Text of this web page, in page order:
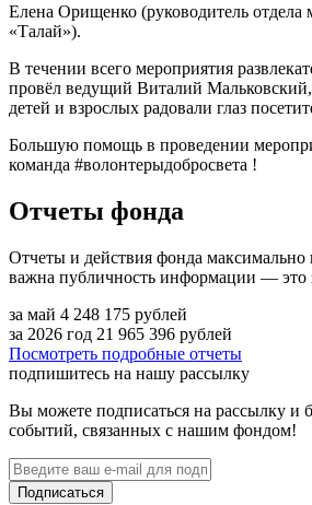
Елена Орищенко (руководитель
«Талай»).
В течении всего мероприятия
провёл ведущий Виталий Мальковский,
детей и взрослых радовали глаз
Большую помощь в проведении
команда #волонтерыдобросвета !
Отчеты фонда
Отчеты и действия фонда максимально
важна публичность информации — это
за май 4 248 175 рублей
за 2026 год 21 965 396 рублей
Посмотреть подробные отчеты
подпишитесь на нашу рассылку
Вы можете подписаться на рассылку и
событий, связанных с нашим фондом!
Подписаться